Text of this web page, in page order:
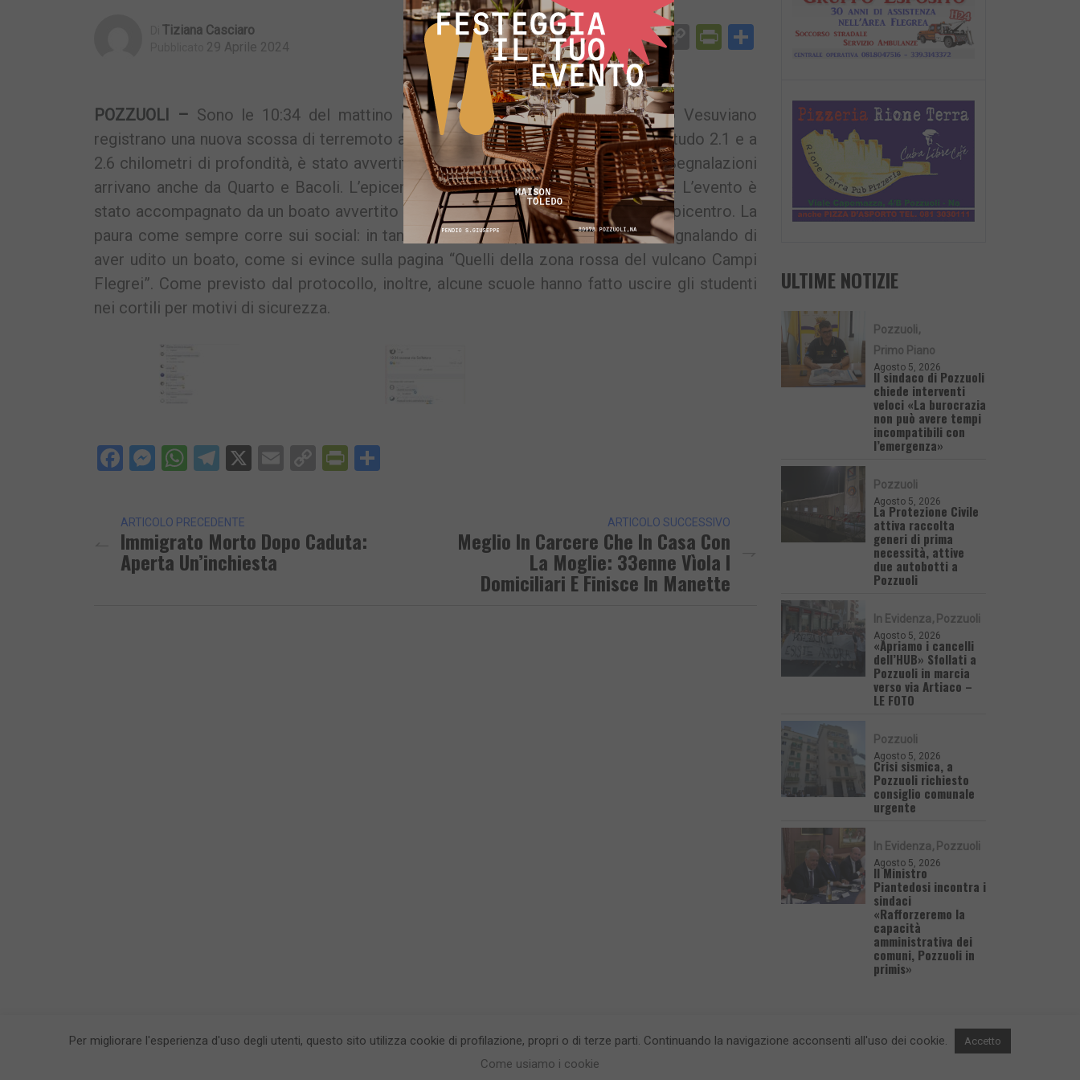
Tiziana Casciaro
29 Aprile 2024 Facebook
Messenger
WhatsApp
TelegramEmailCopyPrintFriendly
Condividi
POZZUOLI – Sono le 10:34 del mattino quando i sismografi dell’Osservatorio Vesuviano
registrano una nuova scossa di terremoto a Pozzuoli. L’evento sismico, di magnitudo 2.1 e a
2.6 chilometri di profondità, è stato avvertito in più parti della città. E non solo. Segnalazioni
arrivano anche da Quarto e Bacoli. L’epicentro è stato localizzato in via Artiaco. L’evento è
stato accompagnato da un boato avvertito dagli abitanti delle aree prossime all’epicentro. La
paura come sempre corre sui social: in tanti si sono precipitati su Facebook, segnalando di
aver udito un boato, come si evince sulla pagina “Quelli della zona rossa del vulcano Campi
Flegrei”. Come previsto dal protocollo, inoltre, alcune scuole hanno fatto uscire gli studenti
nei cortili per motivi di sicurezza.
Facebook
Messenger
WhatsApp
Telegram
X EmailCopyPrintFriendly
ARTICOLO PRECEDENTE
Immigrato Morto Dopo Caduta:
Aperta Un’inchiesta
ARTICOLO SUCCESSIVO
Meglio In Carcere Che In Casa Con
La Moglie: 33enne Vìola I
Domiciliari E Finisce In Manette
ULTIME NOTIZIE
Pozzuoli
Primo Piano
Agosto 5, 2026
Il sindaco di Pozzuoli
chiede interventi
veloci «La burocrazia
non può avere tempi
incompatibili con
l’emergenza»
Pozzuoli
Agosto 5, 2026
La Protezione Civile
attiva raccolta
generi di prima
necessità, attive
due autobotti a
Pozzuoli
In Evidenza Pozzuoli
Agosto 5, 2026
«Apriamo i cancelli
dell’HUB» Sfollati a
Pozzuoli in marcia
verso via Artiaco –
LE FOTO
Pozzuoli
Agosto 5, 2026
Crisi sismica, a
Pozzuoli richiesto
consiglio comunale
urgente
In Evidenza Pozzuoli
Agosto 5, 2026
Il Ministro
Piantedosi incontra i
sindaci
«Rafforzeremo la
capacità
amministrativa dei
comuni, Pozzuoli in
primis»
CronacaFlegrea testata giornalistica - aut. Tribunale di Napoli n. 34 del 23/05/2012.
Per migliorare l'esperienza d'uso degli utenti, questo sito utilizza cookie di profilazione, propri o di terze parti. Continuando la navigazione acconsenti all'uso dei cookie. Accetto
Come usiamo i cookie